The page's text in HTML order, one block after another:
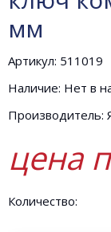
мм
Артикул: 511019
Наличие: Нет в
Производитель:
цена
Количество: